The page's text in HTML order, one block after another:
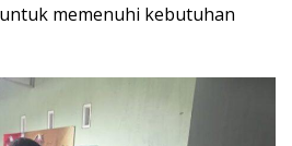
memenuhi kebutuhan